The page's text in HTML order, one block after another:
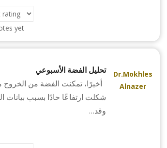
yet
Dr.Mokhles
Alnazer
تحليل الفضة الأسبوعي
شكلت ارتفاعًا حادًا بسبب بيانات
وقد…